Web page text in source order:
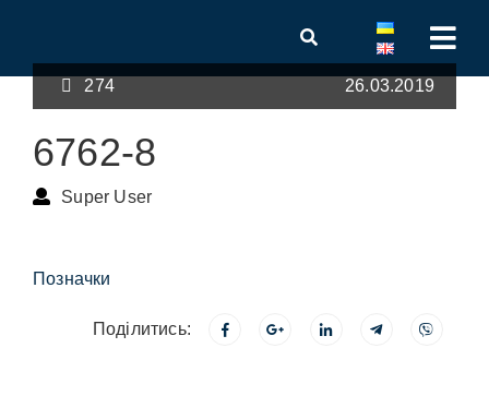
274 26.03.2019
6762-8
Super User
Позначки
Поділитись: